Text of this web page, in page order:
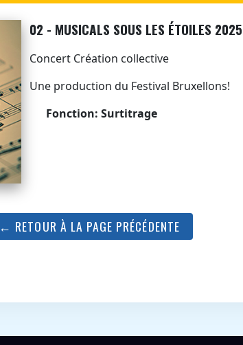
02 - MUSICALS SOUS LES ÉTOILES
Concert Création collective
Une production du Festival Bruxellons!
Fonction: Surtitrage
← RETOUR À LA PAGE PRÉCÉDENTE